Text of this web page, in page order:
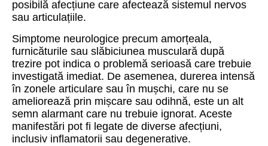
posibilă afecțiune care afectează sistemul nervos
sau articulațiile.
Simptome neurologice precum amorțeala,
furnicăturile sau slăbiciunea musculară după
trezire pot indica o problemă serioasă care trebuie
investigată imediat. De asemenea, durerea intensă
în zonele articulare sau în mușchi, care nu se
ameliorează prin mișcare sau odihnă, este un alt
semn alarmant care nu trebuie ignorat. Aceste
manifestări pot fi legate de diverse afecțiuni,
inclusiv inflamatorii sau degenerative.